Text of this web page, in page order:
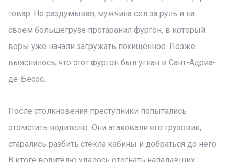
товар. Не раздумывая, мужчина сел за руль и на
своем большегрузе протаранил фургон, в который
воры уже начали загружать похищенное. Позже
выяснилось, что этот фургон был угнан в Сант-Адриа-
де-Бесос.
После столкновения преступники попытались
отомстить водителю. Они атаковали его грузовик,
старались разбить стекла кабины и добраться до него.